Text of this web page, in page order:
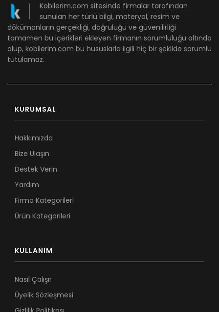
Kobilerim.com sitesinde firmalar tarafından
sunulan her türlü bilgi, materyal, resim ve
dökümanların gerçekliği, doğruluğu ve güvenilirliği
tamamen bu içerikleri ekleyen firmanın sorumluluğu altında
olup, kobilerim.com bu hususlarla ilgili hiç bir şekilde sorumlu
tutulamaz.
KURUMSAL
Hakkımızda
Bize Ulaşın
Destek Verin
Yardım
Firma Kategorileri
Ürün Kategorileri
KULLANIM
Nasıl Çalışır
Üyelik Sözleşmesi